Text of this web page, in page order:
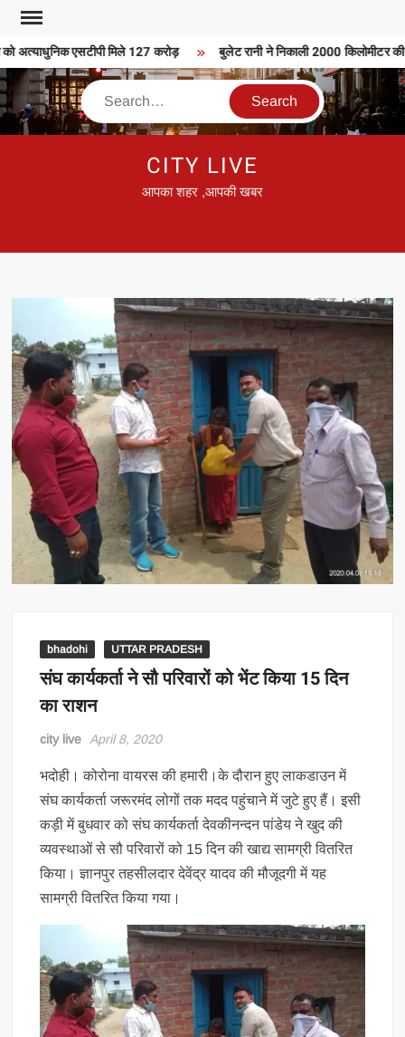
Skip
content
अत्याधुनिक एसटीपी मिले 127 करोड़ बुलेट रानी ने निकाली 2000 किलोमीटर
Search
CITY LIVE
आपका शहर ,आपकी खबर
bhadohi UTTAR PRADESH
संघ कार्यकर्ता ने सौ परिवारों को भेंट किया 15 दिन
का राशन
city live April 8, 2020
भदोही। कोरोना वायरस की हमारी।के दौरान हुए लाकडाउन में
संघ कार्यकर्ता जरूरमंद लोगों तक मदद पहुंचाने में जुटे हुए हैं। इसी
कड़ी में बुधवार को संघ कार्यकर्ता देवकीनन्दन पांडेय ने खुद की
व्यवस्थाओं से सौ परिवारों को 15 दिन की खाद्य सामग्री वितरित
किया। ज्ञानपुर तहसीलदार देवेंद्र यादव की मौजूदगी में यह
सामग्री वितरित किया गया।